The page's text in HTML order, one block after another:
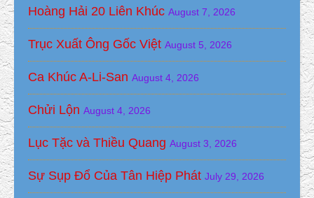
Hoàng Hải 20 Liên Khúc August 7, 2026
Trục Xuất Ông Gốc Việt August 5, 2026
Ca Khúc A-Li-San August 4, 2026
Chửi Lộn August 4, 2026
Lục Tặc và Thiều Quang August 3, 2026
Sự Sụp Đổ Của Tân Hiệp Phát July 29, 2026